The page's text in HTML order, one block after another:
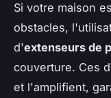
Si votre maison
obstacles,
d'extenseurs de
couverture. Ces
et l'amplifient,